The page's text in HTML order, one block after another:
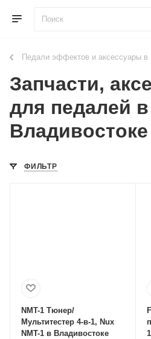
Педали эффектов и аксессуары в
Запчасти,
для педалей в
Владивостоке
ФИЛЬТР
NMT-1 Тюнер/
Мультитестер 4-в-1, Nux
NMT-1 в Владивостоке